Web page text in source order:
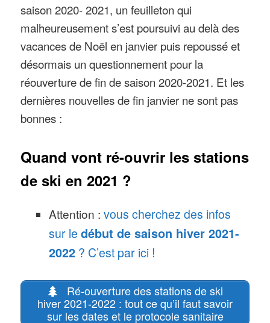
saison 2020- 2021, un feuilleton qui
malheureusement s’est poursuivi au delà des
vacances de Noël en janvier puis repoussé et
désormais un questionnement pour la
réouverture de fin de saison 2020-2021. Et les
dernières nouvelles de fin janvier ne sont pas
bonnes :
Quand vont ré-ouvrir les stations
de ski en 2021 ?
Attention : vous cherchez des infos
sur le début de saison hiver 2021-
2022? C’est par ici !
Ré-ouverture des stations de ski
hiver 2021-2022 : tout ce qu’il faut savoir
sur les dates et le protocole sanitaire